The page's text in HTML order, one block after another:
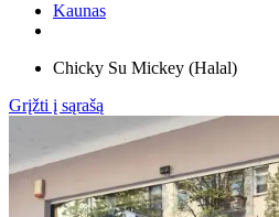
Kaunas
Chicky Su Mickey (Halal)
Grįžti į sąrašą